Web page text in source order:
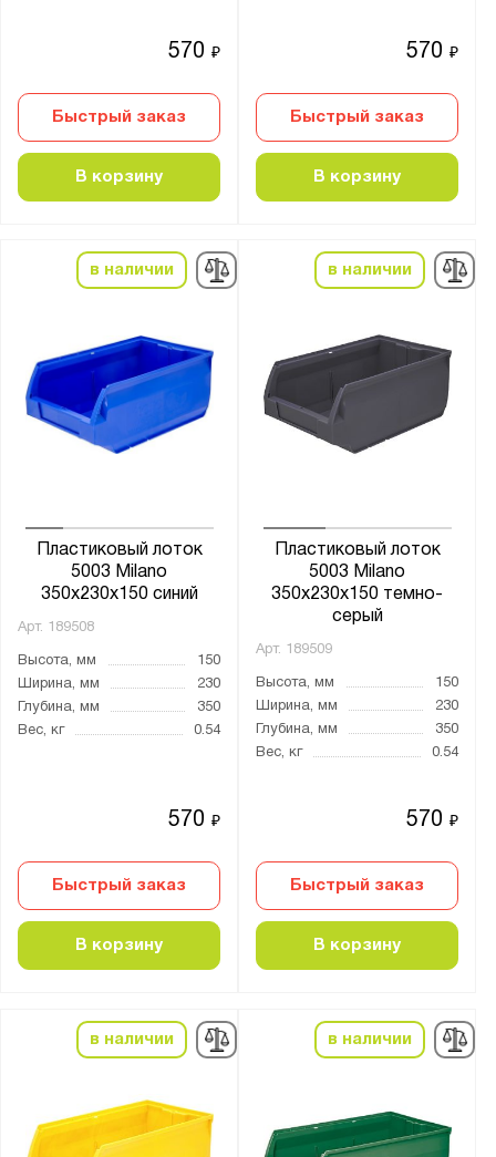
570₽
Быстрый заказ
В корзину
570₽
Быстрый заказ
В корзину
в наличии
Пластиковый лоток
5003 Milano
350х230х150 синий
Арт. 189508
Высота, мм
150
Ширина, мм
230
Глубина, мм
350
Вес, кг
0.54
570₽
Быстрый заказ
В корзину
в наличии
Пластиковый лоток
5003 Milano
350х230х150 темно-
серый
Арт. 189509
Высота, мм
150
Ширина, мм
230
Глубина, мм
350
Вес, кг
0.54
570₽
Быстрый заказ
В корзину
в наличии в наличии